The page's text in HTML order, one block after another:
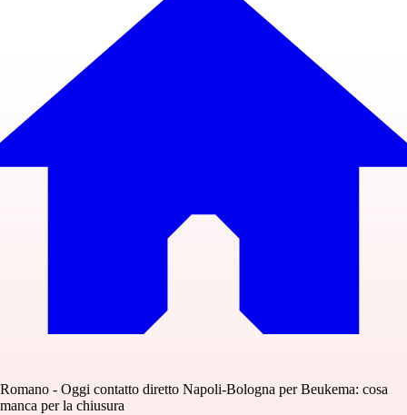
Romano - Oggi contatto diretto Napoli-Bologna per Beukema: cosa
manca per la chiusura